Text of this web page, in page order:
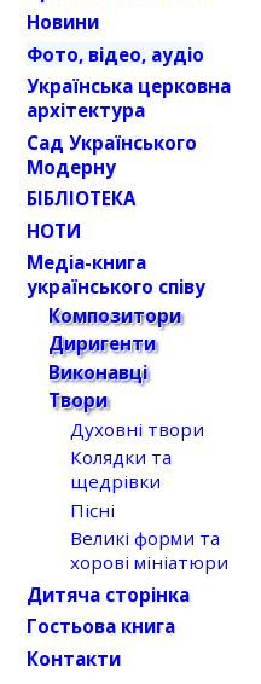
Новини
Фото, відео, аудіо
Українська церковна
архітектура
Сад Українського
Модерну
БІБЛІОТЕКА
НОТИ
Медіа-книга
українського співу
Композитори
Диригенти
Виконавці
Твори
Духовні твори
Колядки та
щедрівки
Пісні
Великі форми та
хорові мініатюри
Дитяча сторінка
Гостьова книга
Контакти